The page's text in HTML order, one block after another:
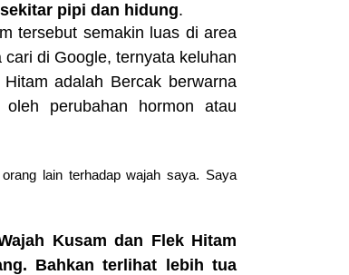
pipi dan hidung.
tersebut semakin luas di area
di Google, ternyata keluhan
adalah Bercak berwarna
perubahan hormon atau
lain terhadap wajah saya. Saya
Kusam dan Flek Hitam
Bahkan terlihat lebih tua